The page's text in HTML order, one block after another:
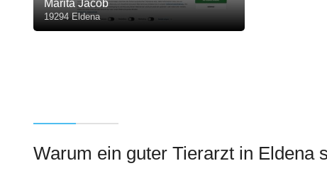
Marita Jacob
19294 Eldena
Warum ein guter Tierarzt in Eldena